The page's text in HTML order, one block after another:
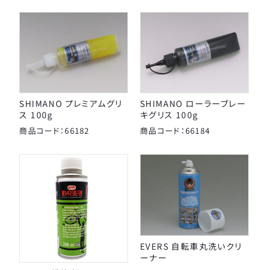
SHIMANO プレミアムグリ
ス 100g
商品コード：66182
SHIMANO ローラーブレー
キグリス 100g
商品コード：66184
EVERS 自転車丸洗いクリ
ーナー